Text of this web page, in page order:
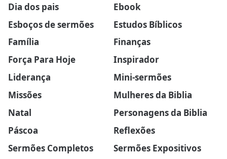
Dia dos pais
Ebook
Esboços de sermões
Estudos Bíblicos
Família
Finanças
Força Para Hoje
Inspirador
Liderança
Mini-sermões
Missões
Mulheres da Biblia
Natal
Personagens da Biblia
Páscoa
Reflexões
Sermões Completos
Sermões Expositivos